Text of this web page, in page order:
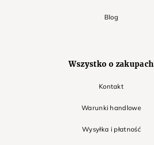
Blog
Wszystko o zakupach
Kontakt
Warunki handlowe
Wysyłka i płatność